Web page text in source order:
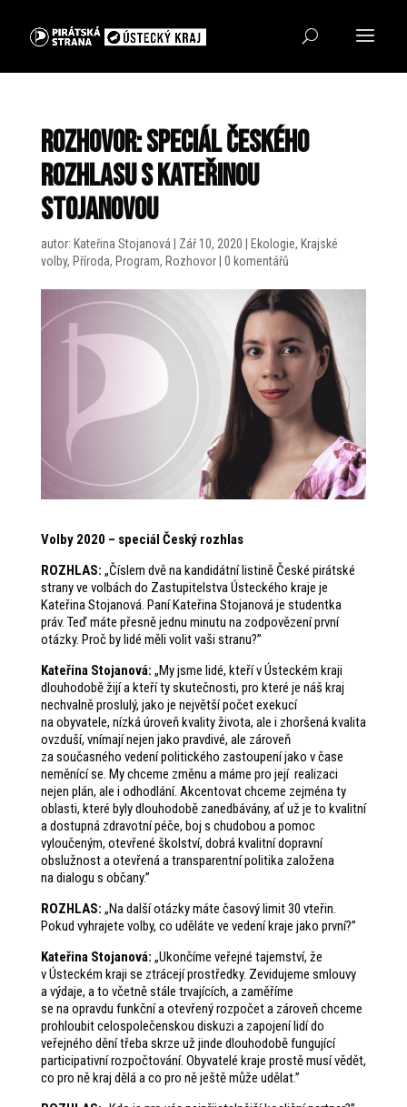
ROZHOVOR: Speciál Českého
rozhlasu s Kateřinou
Stojanovou
autor: Kateřina Stojanová Zář 10, 2020 Ekologie, Krajské
volby, Příroda, Program, Rozhovor| 0 komentářů
Volby 2020 – speciál Český rozhlas
ROZHLAS: „Číslem dvě na kandidátní listině České pirátské
strany ve volbách do Zastupitelstva Ústeckého kraje je
Kateřina Stojanová. Paní Kateřina Stojanová je studentka
práv. Teď máte přesně jednu minutu na zodpovězení první
otázky. Proč by lidé měli volit vaši stranu?”
Kateřina Stojanová: „My jsme lidé, kteří v Ústeckém kraji
dlouhodobě žijí a kteří ty skutečnosti, pro které je náš kraj
nechvalně proslulý, jako je největší počet exekucí
na obyvatele, nízká úroveň kvality života, ale i zhoršená kvalita
ovzduší, vnímají nejen jako pravdivé, ale zároveň
za současného vedení politického zastoupení jako v čase
neměnící se. My chceme změnu a máme pro její realizaci
nejen plán, ale i odhodlání. Akcentovat chceme zejména ty
oblasti, které byly dlouhodobě zanedbávány, ať už je to kvalitní
a dostupná zdravotní péče, boj s chudobou a pomoc
vyloučeným, otevřené školství, dobrá kvalitní dopravní
obslužnost a otevřená a transparentní politika založena
na dialogu s občany.”
ROZHLAS: „Na další otázky máte časový limit 30 vteřin.
Pokud vyhrajete volby, co uděláte ve vedení kraje jako první?”
Kateřina Stojanová: „Ukončíme veřejné tajemství, že
v Ústeckém kraji se ztrácejí prostředky. Zevidujeme smlouvy
a výdaje, a to včetně stále trvajících, a zaměříme
se na opravdu funkční a otevřený rozpočet a zároveň chceme
prohloubit celospolečenskou diskuzi a zapojení lidí do
veřejného dění třeba skrze už jinde dlouhodobě fungující
participativní rozpočtování. Obyvatelé kraje prostě musí vědět,
co pro ně kraj dělá a co pro ně ještě může udělat.”